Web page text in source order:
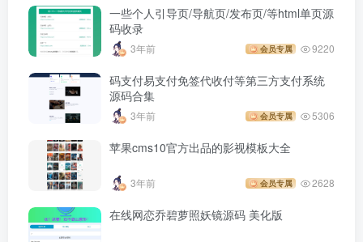
一些个人引导页/导航页/发布页/等html单页源
码收录
3年前 会员专属 9220
码支付易支付免签代收付等第三方支付系统
源码合集
3年前 会员专属 5306
苹果cms10官方出品的影视模板大全
3年前 会员专属 2628
在线网恋乔碧萝照妖镜源码 美化版